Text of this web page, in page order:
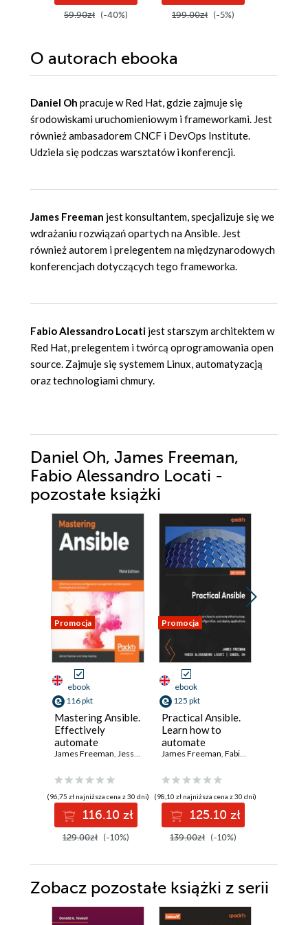
59.90zł (-40%) 199.00zł (-5%)
O autorach ebooka
Daniel Oh pracuje w Red Hat, gdzie zajmuje się
środowiskami uruchomieniowym i frameworkami. Jest
również ambasadorem CNCF i DevOps Institute.
Udziela się podczas warsztatów i konferencji.
James Freeman jest konsultantem, specjalizuje się we
wdrażaniu rozwiązań opartych na Ansible. Jest
również autorem i prelegentem na międzynarodowych
konferencjach dotyczących tego frameworka.
Fabio Alessandro Locati jest starszym architektem w
Red Hat, prelegentem i twórcą oprogramowania open
source. Zajmuje się systemem Linux, automatyzacją
oraz technologiami chmury.
Daniel Oh, James Freeman,
Fabio Alessandro Locati -
pozostałe książki
Promocja
ebook
116 pkt
Mastering Ansible.
Effectively
automate
configuration
deployment
challenges with
Ansible 2.7 - Third
Edition
James Freeman Jesse Keating
(96,75 zł najniższa cena z 30 dni)
116.10 zł
129.00zł (-10%)
Promocja
ebook
125 pkt
Practical Ansible.
Learn how to
automate
infrastructure,
configuration, and
deploy
applications -
Second Edition
James Freeman Fabio Alessandro Locati
(98,10 zł najniższa cena z 30 dni)
125.10 zł
139.00zł (-10%)
Zobacz pozostałe książki z serii